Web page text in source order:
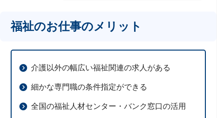
福祉のお仕事のメリット
介護以外の幅広い福祉関連の求人がある
細かな専門職の条件指定ができる
全国の福祉人材センター・バンク窓口の活用